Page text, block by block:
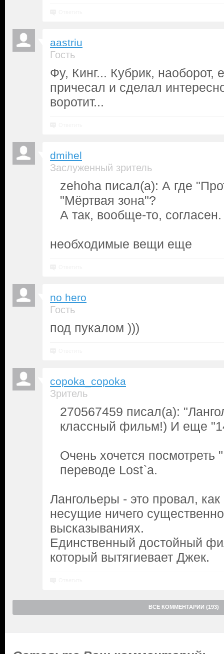
aastriu
Гость
Фу, Кинг... Кубрик, наоборот,
причесал и сделал
воротит...
dmihel
Заслуженный зритель
zehoha писал(а): А где
"Мёртвая зона"?
А так, вообще-то, согласен.
необходимые вещи еще
no hero
Гость
под пукалом )))
copoka_copoka
Зритель
270567459 писал(а):
классный фильм!) И еще
Очень хочется посмотреть
переводе Lost`а.
Лангольеры - это провал,
несущие ничего
высказываниях.
Единственный достойный
который вытягиевает Джек.
ВСЕ КОММЕНТАРИИ (193)